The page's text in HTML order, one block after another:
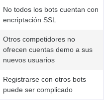
No todos los bots cuentan con
encriptación SSL
Otros competidores no
ofrecen cuentas demo a sus
nuevos usuarios
Registrarse con otros bots
puede ser complicado